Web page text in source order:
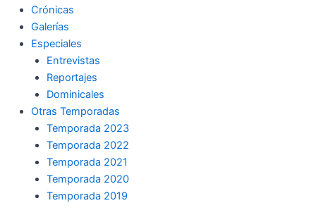
Crónicas
Galerías
Especiales
Entrevistas
Reportajes
Dominicales
Otras Temporadas
Temporada 2023
Temporada 2022
Temporada 2021
Temporada 2020
Temporada 2019